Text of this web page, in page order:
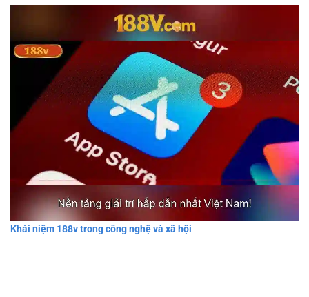
Khái niệm 188v trong công nghệ và xã hội